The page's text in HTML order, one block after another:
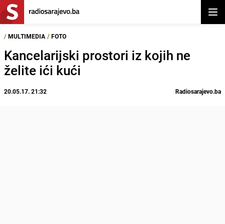
/ MULTIMEDIA / FOTO
Kancelarijski prostori iz kojih ne
želite ići kući
20.05.17. 21:32 Radiosarajevo.ba